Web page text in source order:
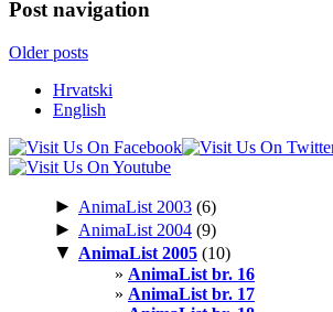
Post navigation
Older posts
Hrvatski
English
► AnimaList 2003 (6)
► AnimaList 2004 (9)
▼ AnimaList 2005 (10)
AnimaList br. 16
AnimaList br. 17